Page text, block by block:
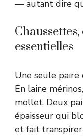
— autant dire
essentielles
Une seule
En laine
mollet. Deux
épaisseur qui
et fait transpirer